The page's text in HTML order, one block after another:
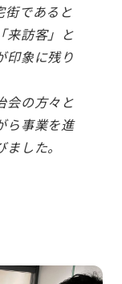
街であると
来訪客」と
印象に残り
会の方々と
ら事業を進
した。